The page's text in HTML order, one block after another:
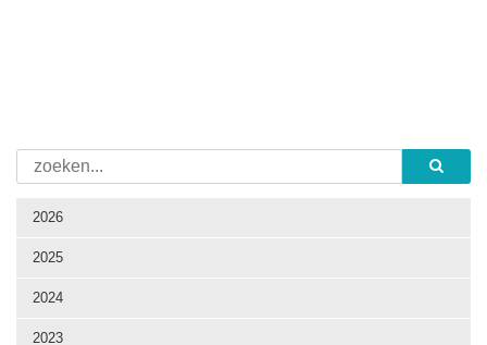
2026
2025
2024
2023